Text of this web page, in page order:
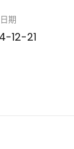
日期
12-21